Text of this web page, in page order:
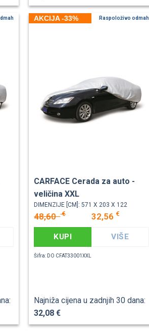
AKCIJA -33% Raspoloživo odmah
CARFACE Cerada za auto -
veličina XXL
DIMENZIJE [CM]: 571 X 203 X 122
48,60€ 32,56 €
KUPI VIŠE
Šifra: DO CFAT33001XXL
Najniža cijena u zadnjih 30 dana:
32,08 €